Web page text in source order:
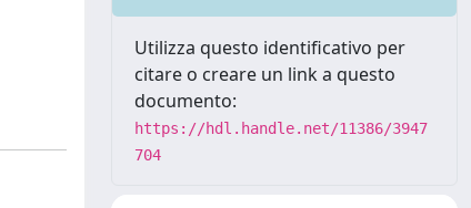
Utilizza questo identificativo per
citare o creare un link a questo
documento:
https://hdl.handle.net/11386/3947
704